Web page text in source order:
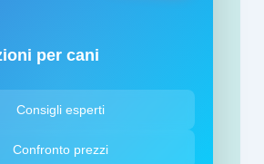
per cani
Consigli esperti
Confronto prezzi